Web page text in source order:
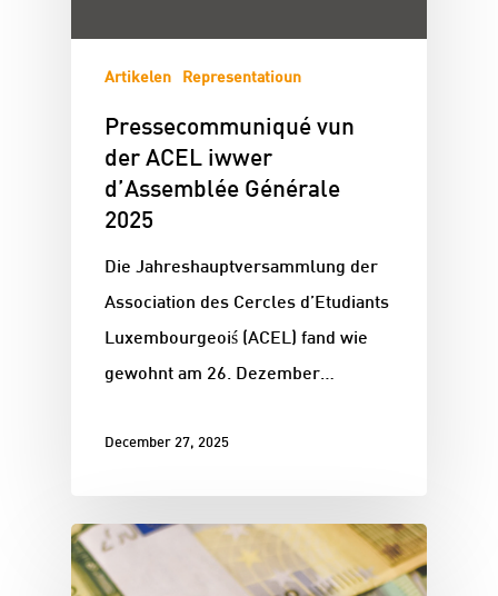
Artikelen Representatioun
Pressecommuniqué vun
der ACEL iwwer
d’Assemblée Générale
2025
Die Jahreshauptversammlung der
Association des Cercles d’Etudiants
Luxembourgeoiś (ACEL) fand wie
gewohnt am 26. Dezember…
December 27, 2025